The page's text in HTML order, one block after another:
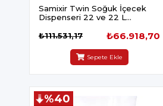
Samixir Twin Soğuk İçecek
Dispenseri 22 ve 22 L
Karıştırıcılı Siyah
₺66.918,70
₺111.531,17
Sepete Ekle
%40